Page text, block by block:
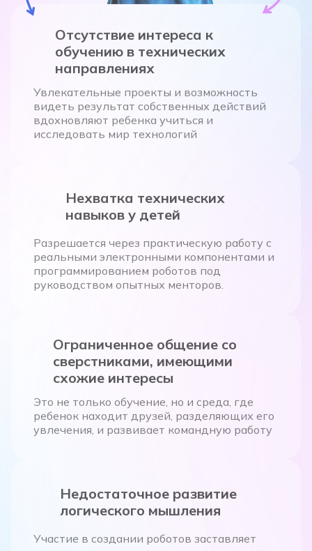
Отсутствие интереса к
обучению в технических
направлениях
видеть результат собственных действий
вдохновляют ребенка учиться и
исследовать мир технологий
Нехватка технических
навыков у детей
Разрешается через практическую работу с
реальными электронными компонентами и
программированием роботов под
руководством опытных менторов.
Ограниченное общение со
сверстниками, имеющими
схожие интересы
Это не только обучение, но и среда, где
ребенок находит друзей, разделяющих его
увлечения, и развивает командную работу
Недостаточное развитие
логического мышления
Участие в создании роботов заставляет
мыслить последовательно, анализировать